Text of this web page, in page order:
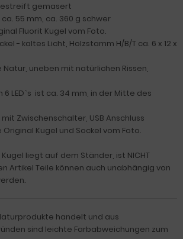
gemasert
55 mm, ca. 360 g schwer
Fluorit Kugel vom Foto.
- kaltes Licht, Holzstamm H/B/T ca. 6 x 12 x
uneben mit natürlichen Rissen,
6 LED`s ist ca. 34 mm, in der Mitte des
Zwischenschalter, USB Anschluss
Kugel und Sockel vom Foto.
liegt auf dem Ständer, ist NICHT
Artikel Teile können auch unabhängig von
handelt und aus
sind leichte Farbabweichungen zum